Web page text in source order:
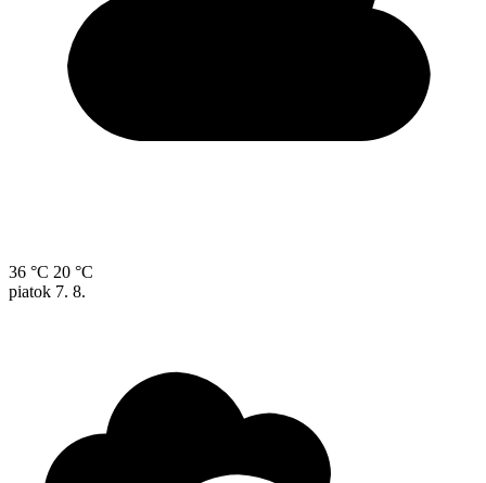
36 °C 20 °C
piatok 7. 8.